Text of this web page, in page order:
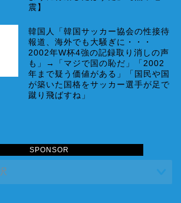
SPONSOR
震】
韓国人「韓国サッカー協会の性接待
報道、海外でも大騒ぎに・・・
2002年W杯4強の記録取り消しの声
も」→「マジで国の恥だ」「2002
年まで疑う価値がある」「国民や国
が築いた国格をサッカー選手が足で
蹴り飛ばすね」